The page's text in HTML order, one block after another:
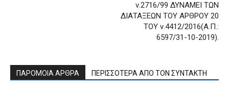
ν.2716/99 ΔΥΝΑΜΕΙ ΤΩΝ
ΔΙΑΤΑΞΕΩΝ ΤΟΥ ΑΡΘΡΟΥ 20
ΤΟΥ ν.4412/2016(Α.Π.:
6597/31-10-2019).
ΠΑΡΟΜΟΙΑ ΑΡΘΡΑ ΠΕΡΙΣΣΟΤΕΡΑ ΑΠΟ ΤΟΝ ΣΥΝΤΑΚΤΗ